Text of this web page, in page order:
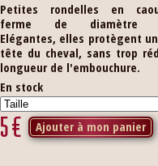
Petites rondelles en
ferme de diamètre
Elégantes, elles protègent
tête du cheval, sans trop
longueur de l'embouchure.
En stock
5€ Ajouter à mon panier